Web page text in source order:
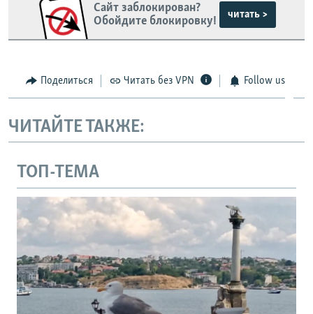
Сайт заблокирован?
Обойдите блокировку!
читать >
Поделиться Читать без VPN Follow us
ЧИТАЙТЕ ТАКЖЕ:
ТОП-ТЕМА